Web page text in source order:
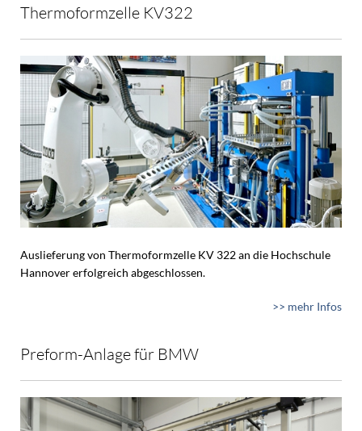
Thermoformzelle KV322
Auslieferung von Thermoformzelle KV 322 an die Hochschule
Hannover erfolgreich abgeschlossen.
>> mehr Infos
Preform-Anlage für BMW